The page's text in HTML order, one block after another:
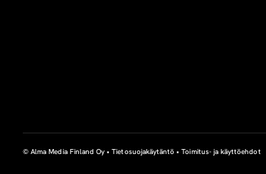
© Alma Media Finland Oy •Tietosuojakäytäntö •Toimitus- ja käyttöehdot